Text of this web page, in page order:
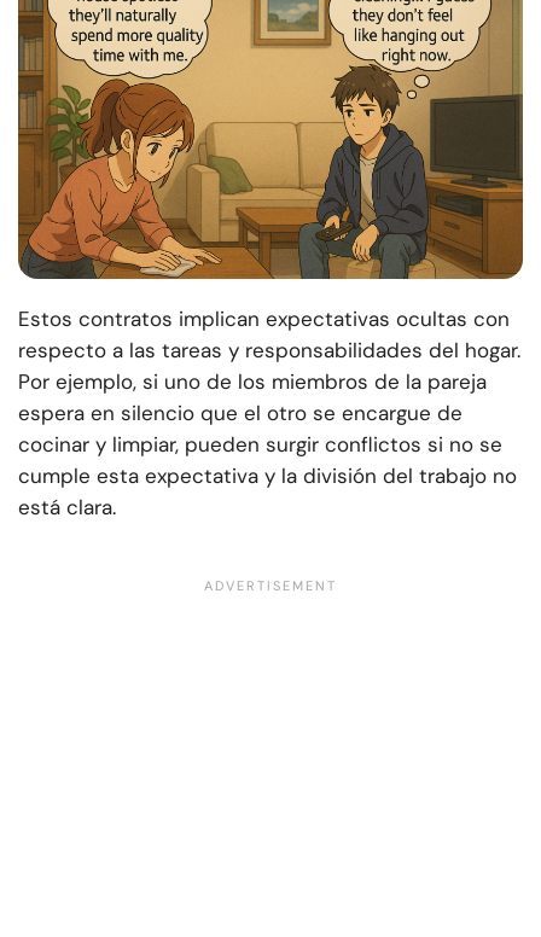
Estos contratos implican expectativas ocultas con
respecto a las tareas y responsabilidades del hogar.
Por ejemplo, si uno de los miembros de la pareja
espera en silencio que el otro se encargue de
cocinar y limpiar, pueden surgir conflictos si no se
cumple esta expectativa y la división del trabajo no
está clara.